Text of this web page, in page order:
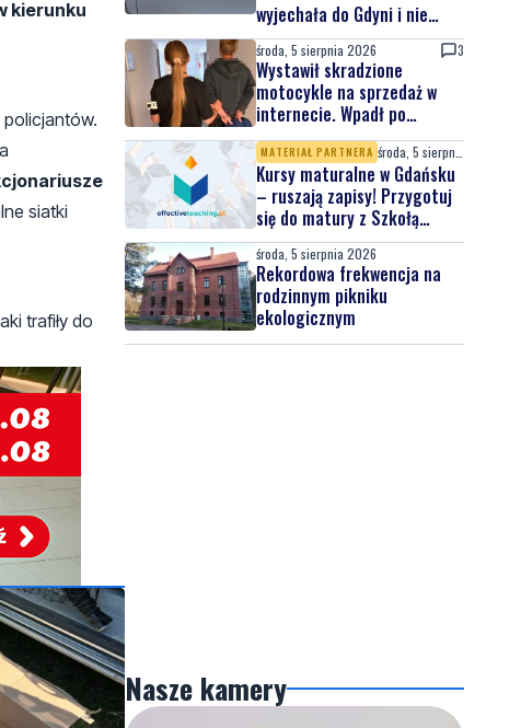
kierunku
policjantów.
siatki
trafiły do
wyjechała do Gdyni i nie
wróciła
środa, 5 sierpnia 2026 3
Wystawił skradzione
motocykle na sprzedaż w
internecie. Wpadł po
zgłoszeniu właściciela
MATERIAŁ PARTNERA
Kursy maturalne w Gdańsku
– ruszają zapisy! Przygotuj
się do matury z Szkołą
Effective Teaching!
środa, 5 sierpnia 2026
Rekordowa frekwencja na
rodzinnym pikniku
ekologicznym
Nasze kamery